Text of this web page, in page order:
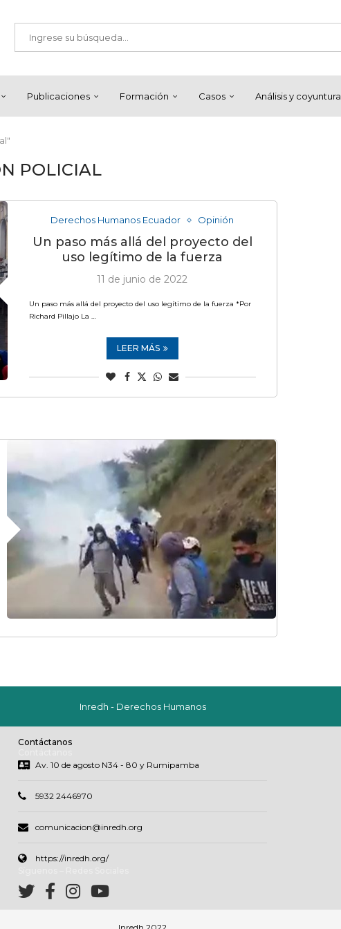
Publicaciones Formación Casos Análisis y coyuntura
POLICIAL
Derechos Humanos Ecuador Opinión
Un paso más allá del proyecto del
uso legítimo de la fuerza
11 de junio de 2022
Un paso más allá del proyecto del uso legítimo de la fuerza *Por
Richard Pillajo La …
LEER MÁS
Inredh - Derechos Humanos
Contáctanos
Av. 10 de agosto N34 - 80 y Rumipamba
5932 2446970
comunicacion@inredh.org
https://inredh.org/